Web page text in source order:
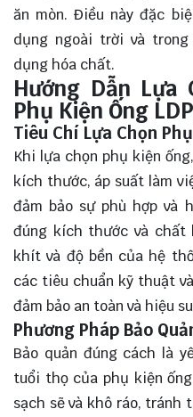
ăn mòn. Điều này đặc
dụng ngoài trời và
dụng hóa chất.
Hướng Dẫn Lựa
Phụ Kiện Ống
Tiêu Chí Lựa Chọn
Khi lựa chọn phụ kiện
kích thước, áp suất làm
đảm bảo sự phù hợp và
đúng kích thước và chất
khít và độ bền của hệ
các tiêu chuẩn kỹ thuật
đảm bảo an toàn và hiệu
Phương Pháp Bảo
Bảo quản đúng cách là
tuổi thọ của phụ kiện
sạch sẽ và khô ráo, tránh